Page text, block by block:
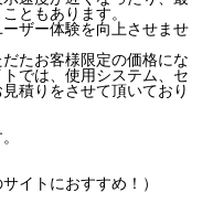
ともあります。
ザー体験を向上させませ
たお客様限定の価格にな
では、使用システム、セ
積りをさせて頂いており
イトにおすすめ！）